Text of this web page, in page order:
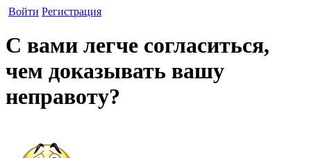
Войти Регистрация
С вами легче согласиться,
чем доказывать вашу
неправоту?